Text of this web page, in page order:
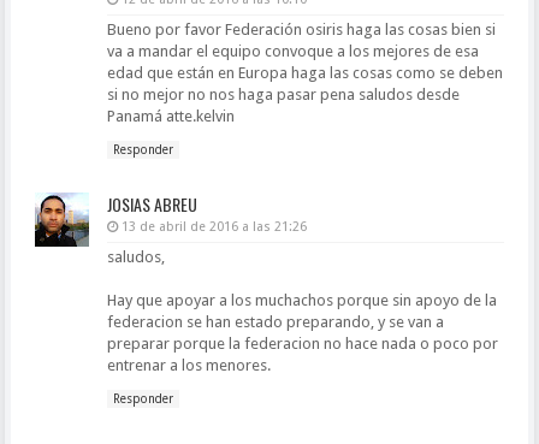
Bueno por favor Federación osiris haga las cosas bien si
va a mandar el equipo convoque a los mejores de esa
edad que están en Europa haga las cosas como se deben
si no mejor no nos haga pasar pena saludos desde
Panamá atte.kelvin
Responder
JOSIAS ABREU
13 de abril de 2016 a las 21:26
saludos,
Hay que apoyar a los muchachos porque sin apoyo de la
federacion se han estado preparando, y se van a
preparar porque la federacion no hace nada o poco por
entrenar a los menores.
Responder